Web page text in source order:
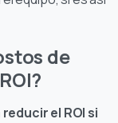
de
el ROI si